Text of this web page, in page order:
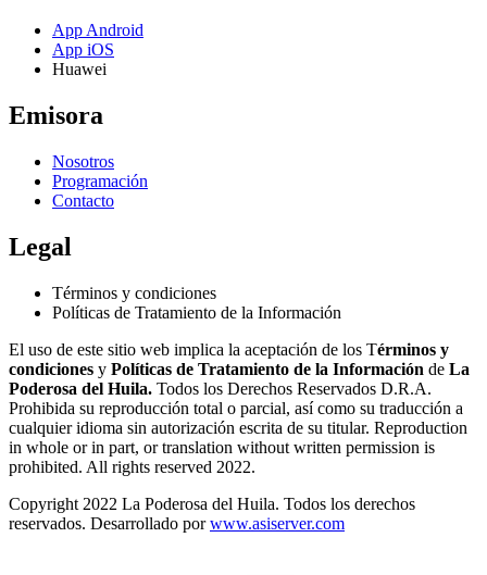
App Android
App iOS
Huawei
Emisora
Nosotros
Programación
Contacto
Legal
Términos y condiciones
Políticas de Tratamiento de la Información
El uso de este sitio web implica la aceptación de los Términos y
condiciones y Políticas de Tratamiento de la Información de La
Poderosa del Huila. Todos los Derechos Reservados D.R.A.
Prohibida su reproducción total o parcial, así como su traducción a
cualquier idioma sin autorización escrita de su titular. Reproduction
in whole or in part, or translation without written permission is
prohibited. All rights reserved 2022.
Copyright 2022 La Poderosa del Huila. Todos los derechos
reservados. Desarrollado porwww.asiserver.com